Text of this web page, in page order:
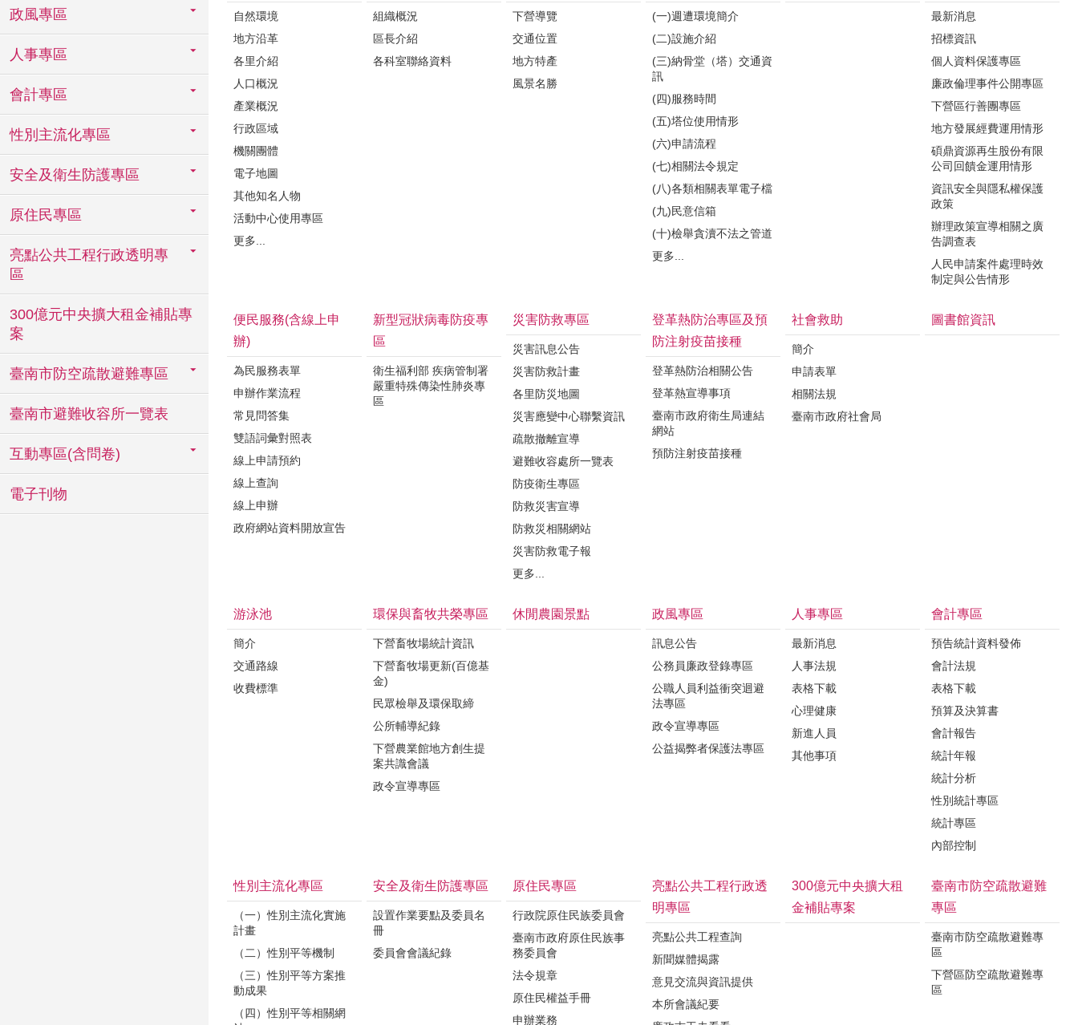
政風專區
人事專區
會計專區
性別主流化專區
安全及衛生防護專區
原住民專區
亮點公共工程行政透明專
區
300億元中央擴大租金補貼專
案
臺南市防空疏散避難專區
臺南市避難收容所一覽表
互動專區(含問卷)
電子刊物
自然環境
地方沿革
各里介紹
人口概況
產業概況
行政區域
機關團體
電子地圖
其他知名人物
活動中心使用專區
更多...
組織概況
區長介紹
各科室聯絡資料
下營導覽
交通位置
地方特產
風景名勝
(一)週遭環境簡介
(二)設施介紹
(三)納骨堂（塔）交通資
訊
(四)服務時間
(五)塔位使用情形
(六)申請流程
(七)相關法令規定
(八)各類相關表單電子檔
(九)民意信箱
(十)檢舉貪瀆不法之管道
更多...
最新消息
招標資訊
個人資料保護專區
廉政倫理事件公開專區
下營區行善團專區
地方發展經費運用情形
碩鼎資源再生股份有限
公司回饋金運用情形
資訊安全與隱私權保護
政策
辦理政策宣導相關之廣
告調查表
人民申請案件處理時效
制定與公告情形
便民服務(含線上申
辦)
為民服務表單
申辦作業流程
常見問答集
雙語詞彙對照表
線上申請預約
線上查詢
線上申辦
政府網站資料開放宣告
新型冠狀病毒防疫專
區
衛生福利部 疾病管制署
嚴重特殊傳染性肺炎專
區
災害防救專區
災害訊息公告
災害防救計畫
各里防災地圖
災害應變中心聯繫資訊
疏散撤離宣導
避難收容處所一覽表
防疫衛生專區
防救災害宣導
防救災相關網站
災害防救電子報
更多...
登革熱防治專區及預
防注射疫苗接種
登革熱防治相關公告
登革熱宣導事項
臺南市政府衛生局連結
網站
預防注射疫苗接種
社會救助
簡介
申請表單
相關法規
臺南市政府社會局
圖書館資訊
游泳池
簡介
交通路線
收費標準
環保與畜牧共榮專區
下營畜牧場統計資訊
下營畜牧場更新(百億基
金)
民眾檢舉及環保取締
公所輔導紀錄
下營農業館地方創生提
案共識會議
政令宣導專區
休閒農園景點 政風專區
訊息公告
公務員廉政登錄專區
公職人員利益衝突迴避
法專區
政令宣導專區
公益揭弊者保護法專區
人事專區
最新消息
人事法規
表格下載
心理健康
新進人員
其他事項
會計專區
預告統計資料發佈
會計法規
表格下載
預算及決算書
會計報告
統計年報
統計分析
性別統計專區
統計專區
內部控制
性別主流化專區
（一）性別主流化實施
計畫
（二）性別平等機制
（三）性別平等方案推
動成果
（四）性別平等相關網
安全及衛生防護專區
設置作業要點及委員名
冊
委員會會議紀錄
原住民專區
行政院原住民族委員會
臺南市政府原住民族事
務委員會
法令規章
原住民權益手冊
申辦業務
亮點公共工程行政透
明專區
亮點公共工程查詢
新聞媒體揭露
意見交流與資訊提供
本所會議紀要
300億元中央擴大租
金補貼專案
臺南市防空疏散避難
專區
臺南市防空疏散避難專
區
下營區防空疏散避難專
區